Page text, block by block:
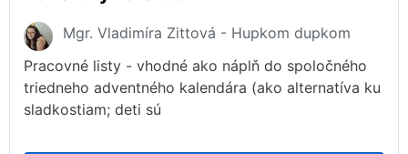
Mgr. Vladimíra Zittová - Hupkom dupkom
Pracovné listy - vhodné ako náplň do spoločného
triedneho adventného kalendára (ako alternatíva ku
sladkostiam; deti sú